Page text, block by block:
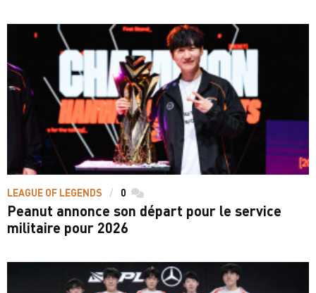
LEAGUE OF LEGENDS 0 commentaires
Peanut annonce son départ pour le service
militaire pour 2026